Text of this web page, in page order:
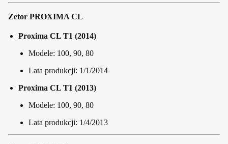
Zetor PROXIMA CL
Proxima CL T1 (2014)
Modele: 100, 90, 80
Lata produkcji: 1/1/2014
Proxima CL T1 (2013)
Modele: 100, 90, 80
Lata produkcji: 1/4/2013